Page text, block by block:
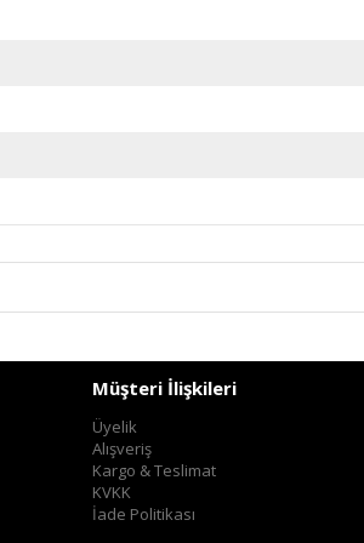
Müşteri İlişkileri
Üyelik
Alışveriş
Kargo & Teslimat
KVKK
İade Politikası